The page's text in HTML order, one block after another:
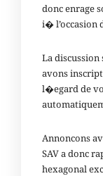
donc enrage
i� l’occasion
La discussion
avons
l�egard de
Annoncons
SAV a donc
hexagonal